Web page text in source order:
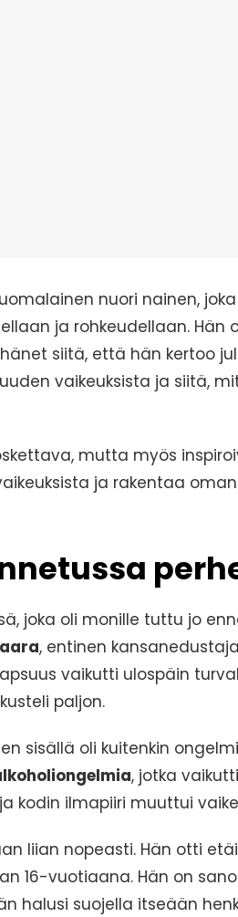
nuori nainen,
ja rohkeudellaan. Hän
siitä, että hän kertoo
vaikeuksista ja siitä,
mutta myös
ja rakentaa
joka oli monille tuttu jo
, entinen
vaikutti ulospäin
paljon.
sisällä oli kuitenkin
, jotka
kodin ilmapiiri muuttui
liian nopeasti. Hän otti
16-vuotiaana. Hän on
halusi suojella itseään